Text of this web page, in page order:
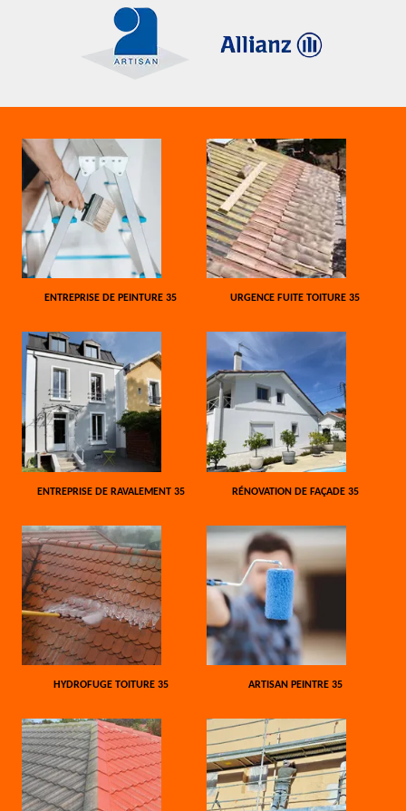
ENTREPRISE DE PEINTURE 35 URGENCE FUITE TOITURE 35
ENTREPRISE DE RAVALEMENT 35 RÉNOVATION DE FAÇADE 35
HYDROFUGE TOITURE 35 ARTISAN PEINTRE 35